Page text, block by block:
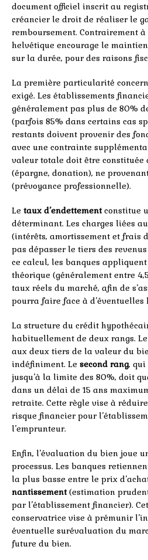
document officiel inscrit au
créancier le droit de réaliser le
remboursement. Contrairement à
helvétique encourage le
sur la durée, pour des raisons
La première particularité
exigé. Les établissements
généralement pas plus de 80%
(parfois 85% dans certains cas
restants doivent provenir des
avec une contrainte
valeur totale doit être constituée
(épargne, donation), ne
(prévoyance professionnelle).
Le taux d’endettementconstitue
déterminant. Les charges liées
(intérêts, amortissement et frais
pas dépasser le tiers des
ce calcul, les banques
théorique (généralement entre
taux réels du marché, afin de
pourra faire face à d’éventuelles
La structure du crédit
habituellement de deux rangs. Le
aux deux tiers de la valeur du
indéfiniment. Le second rang, qui
jusqu’à la limite des 80%, doit
dans un délai de 15 ans
retraite. Cette règle vise à
risque financier pour
l’emprunteur.
Enfin, l’évaluation du bien joue
processus. Les banques
la plus basse entre le prix
nantissement(estimation
par l’établissement financier).
conservatrice vise à prémunir
éventuelle surévaluation du
future du bien.